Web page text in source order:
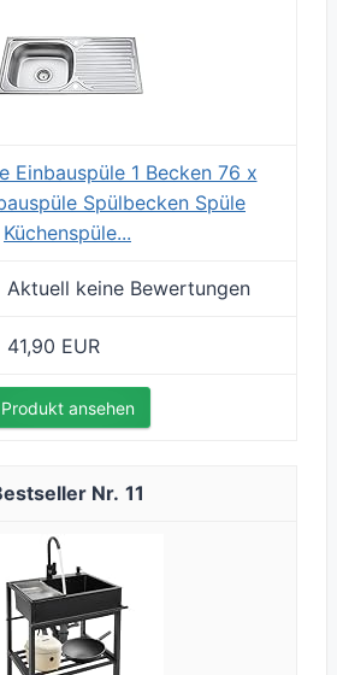
Einbauspüle 1 Becken 76 x
Spülbecken Spüle
Küchenspüle...
Aktuell keine Bewertungen
41,90 EUR
Produkt ansehen
11